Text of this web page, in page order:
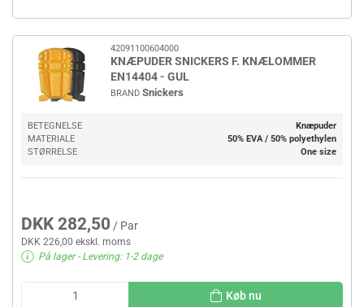
42091100604000
KNÆPUDER SNICKERS F. KNÆLOMMER
EN14404 - GUL
BRAND Snickers
BETEGNELSE
Knæpuder
MATERIALE
50% EVA / 50% polyethylen
STØRRELSE
One size
DKK 282,50 / Par
DKK 226,00 ekskl. moms
På lager- Levering: 1-2 dage
Køb nu